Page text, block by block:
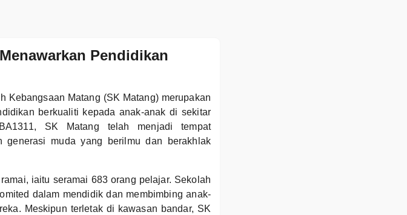
Pendidikan
Kebangsaan Matang (SK Matang) merupakan
berkualiti kepada anak-anak di sekitar
SK Matang telah menjadi tempat
generasi muda yang berilmu dan berakhlak
iaitu seramai 683 orang pelajar. Sekolah
dalam mendidik dan membimbing anak-
Meskipun terletak di kawasan bandar, SK